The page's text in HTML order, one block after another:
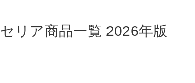
セリア商品一覧 2026年版